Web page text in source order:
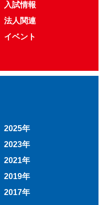
入試情報
法人関連
イベント
2025
2023
2021
2019
2017